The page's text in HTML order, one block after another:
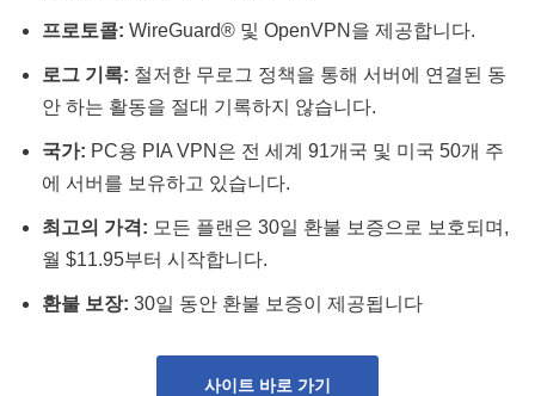
프로토콜: WireGuard® 및 OpenVPN을 제공합니다​​.
로그 기록: 철저한 무로그 정책을 통해 서버에 연결된 동
안 하는 활동을 절대 기록하지 않습니다​​.
국가: PC용 PIA VPN은 전 세계 91개국 및 미국 50개 주
에 서버를 보유하고 있습니다​​.
최고의 가격: 모든 플랜은 30일 환불 보증으로 보호되며,
월 $11.95부터 시작합니다​​.
환불 보장: 30일 동안 환불 보증이 제공됩니다
사이트 바로 가기